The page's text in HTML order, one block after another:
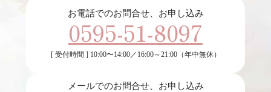
お電話でのお問合せ、お申し込み
0595-51-8097
[ 受付時間 ] 10:00〜14:00／16:00～21:00（年中無休）
メールでのお問合せ、お申し込み